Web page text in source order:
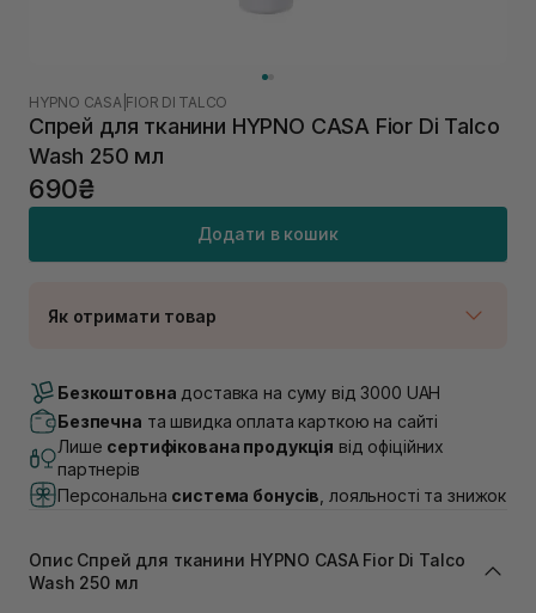
HYPNO CASA| FIOR DI TALCO
Спрей для тканини HYPNO CASA Fior Di Talco
Wash 250 мл
690₴
Додати в кошик
Як отримати товар
Немає в наявності!
В наявності
Самовивіз м. Львів, вул. Академіка Підстригача, 1В
(Duck’s Lake)
Немає в наявності!
В наявності
Самовивіз м. Львів, вул. Степана Бандери 45
Безкоштовна доставка на суму від 3000 UAH
Безпечна та швидка оплата карткою на сайті
Лише сертифікована продукція від офіційних
партнерів
Персональна система бонусів , лояльності та знижок
Опис Спрей для тканини HYPNO CASA Fior Di Talco
Wash 250 мл